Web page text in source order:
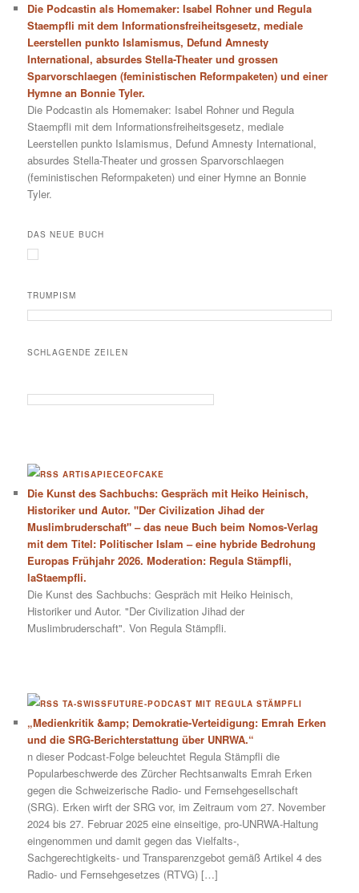
Die Podcastin als Homemaker: Isabel Rohner und Regula
Staempfli mit dem Informationsfreiheitsgesetz, mediale
Leerstellen punkto Islamismus, Defund Amnesty
International, absurdes Stella-Theater und grossen
Sparvorschlaegen (feministischen Reformpaketen) und einer
Hymne an Bonnie Tyler.
Die Podcastin als Homemaker: Isabel Rohner und Regula
Staempfli mit dem Informationsfreiheitsgesetz, mediale
Leerstellen punkto Islamismus, Defund Amnesty International,
absurdes Stella-Theater und grossen Sparvorschlaegen
(feministischen Reformpaketen) und einer Hymne an Bonnie
Tyler.
DAS NEUE BUCH
TRUMPISM
SCHLAGENDE ZEILEN
ARTISAPIECEOFCAKE
Die Kunst des Sachbuchs: Gespräch mit Heiko Heinisch,
Historiker und Autor. "Der Civilization Jihad der
Muslimbruderschaft" – das neue Buch beim Nomos-Verlag
mit dem Titel: Politischer Islam – eine hybride Bedrohung
Europas Frühjahr 2026. Moderation: Regula Stämpfli,
laStaempfli.
Die Kunst des Sachbuchs: Gespräch mit Heiko Heinisch,
Historiker und Autor. "Der Civilization Jihad der
Muslimbruderschaft". Von Regula Stämpfli.
TA-SWISSFUTURE-PODCAST MIT REGULA STÄMPFLI
„Medienkritik &amp; Demokratie-Verteidigung: Emrah Erken
und die SRG-Berichterstattung über UNRWA.“
n dieser Podcast-Folge beleuchtet Regula Stämpfli die
Popularbeschwerde des Zürcher Rechtsanwalts Emrah Erken
gegen die Schweizerische Radio- und Fernsehgesellschaft
(SRG). Erken wirft der SRG vor, im Zeitraum vom 27. November
2024 bis 27. Februar 2025 eine einseitige, pro-UNRWA-Haltung
eingenommen und damit gegen das Vielfalts-,
Sachgerechtigkeits- und Transparenzgebot gemäß Artikel 4 des
Radio- und Fernsehgesetzes (RTVG) […]